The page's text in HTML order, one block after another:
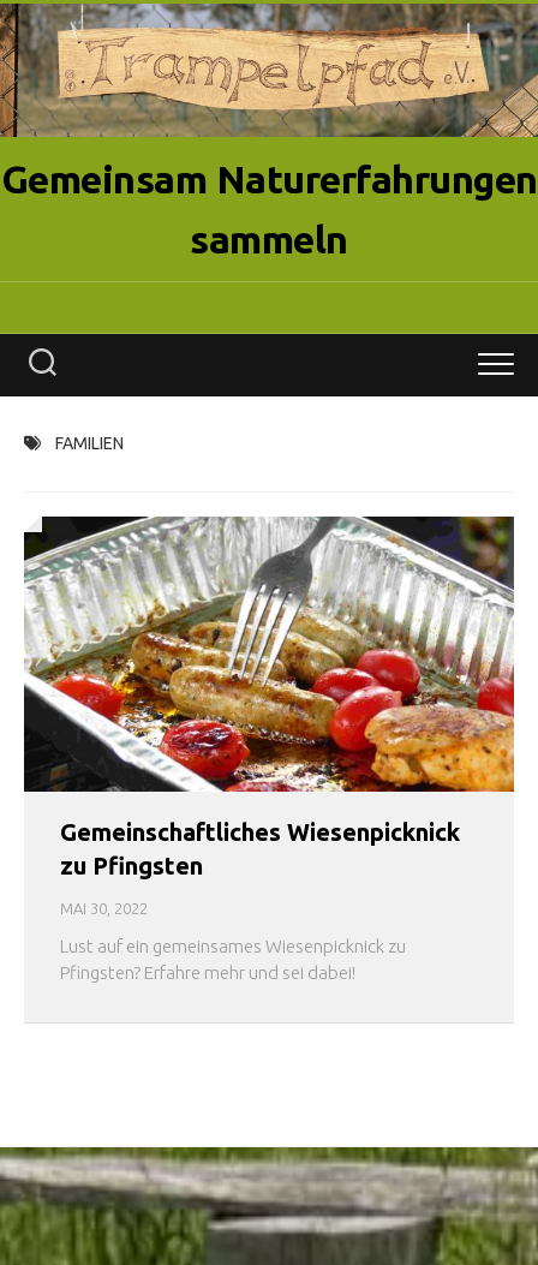
Skip
to
content
Gemeinsam Naturerfahrungen
sammeln
FAMILIEN
Gemeinschaftliches Wiesenpicknick
zu Pfingsten
MAI 30, 2022
Lust auf ein gemeinsames Wiesenpicknick zu
Pfingsten? Erfahre mehr und sei dabei!